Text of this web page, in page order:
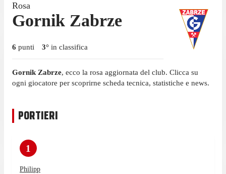
Rosa
Gornik Zabrze
6 punti 3° in classifica
Gornik Zabrze, ecco la rosa aggiornata del club. Clicca su
ogni giocatore per scoprirne scheda tecnica, statistiche e news.
PORTIERI
1
Philipp